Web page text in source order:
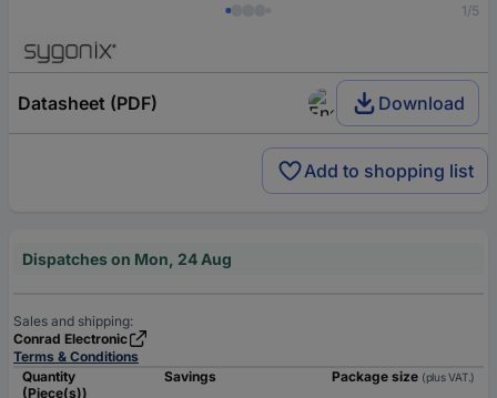
1/5
Datasheet (PDF) Download
Add to shopping list
Dispatches on Mon, 24 Aug
Sales and shipping:
Conrad Electronic
Terms & Conditions
Quantity
(Piece(s))
Savings Package size (plus VAT.)